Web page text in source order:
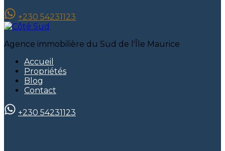
+230 54231123
Agence immobilière du Sud de l'Île Maurice
Accueil
Propriétés
Blog
Contact
+230 54231123